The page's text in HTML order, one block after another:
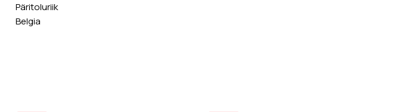
Päritoluriik
Belgia